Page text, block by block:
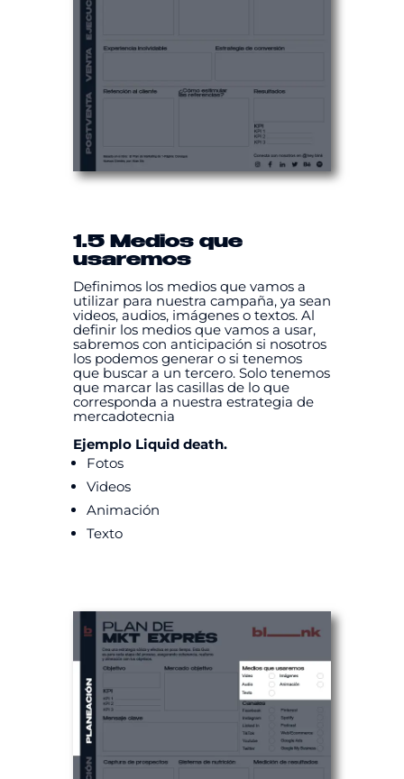
1.5 Medios que
usaremos
Definimos los medios que vamos a
utilizar para nuestra campaña, ya sean
videos, audios, imágenes o textos. Al
definir los medios que vamos a usar,
sabremos con anticipación si nosotros
los podemos generar o si tenemos
que buscar a un tercero. Solo tenemos
que marcar las casillas de lo que
corresponda a nuestra estrategia de
mercadotecnia
Ejemplo Liquid death.
Fotos
Videos
Animación
Texto